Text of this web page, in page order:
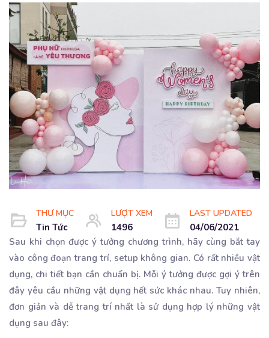
THƯ MỤC
Tin Tức
LƯỢT XEM
1496
LAST UPDATED
04/06/2021
Sau khi chọn được ý tưởng chương trình, hãy cùng bắt tay
vào công đoạn trang trí, setup không gian. Có rất nhiều vật
dụng, chi tiết bạn cần chuẩn bị. Mỗi ý tưởng được gợi ý trên
đây yêu cầu những vật dụng hết sức khác nhau. Tuy nhiên,
đơn giản và dễ trang trí nhất là sử dụng hợp lý những vật
dụng sau đây: